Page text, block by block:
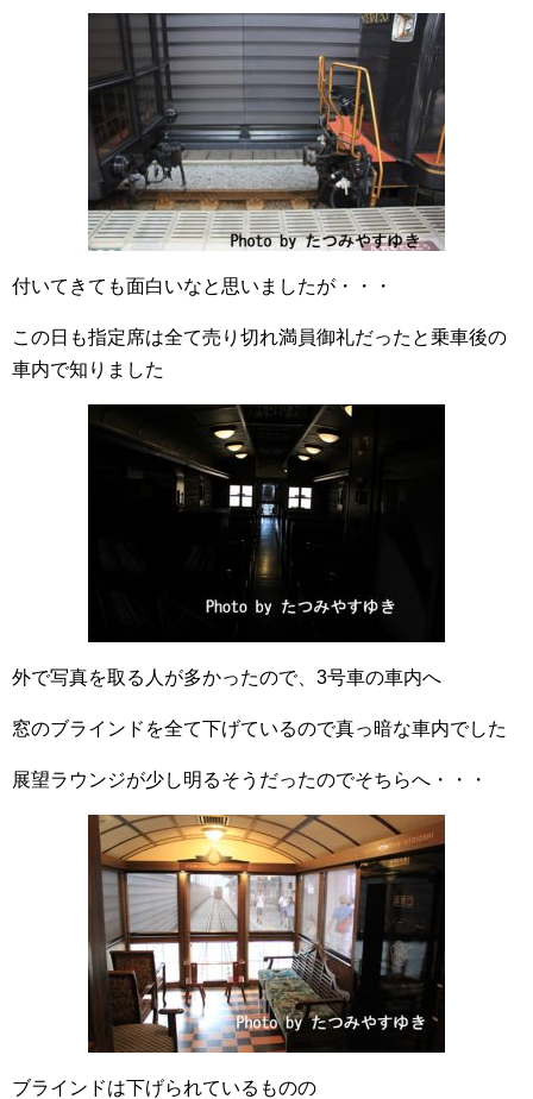
付いてきても面白いなと思いましたが・・・
この日も指定席は全て売り切れ満員御礼だったと乗車後の
車内で知りました
外で写真を取る人が多かったので、3号車の車内へ
窓のブラインドを全て下げているので真っ暗な車内でした
展望ラウンジが少し明るそうだったのでそちらへ・・・
ブラインドは下げられているものの